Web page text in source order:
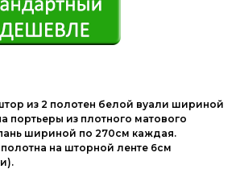
из 2 полотен белой вуали шириной
портьеры из плотного матового
шириной по 270см каждая.
на шторной ленте 6см